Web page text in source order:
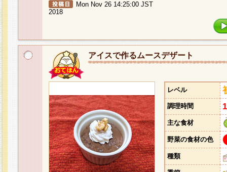
Mon Nov 26 14:25:00 JST
2018
アイスで作るムースデザート
レベル
調理時間
主な食材
野菜の食材の色
種類